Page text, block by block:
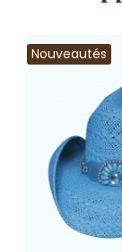
Nouveautés